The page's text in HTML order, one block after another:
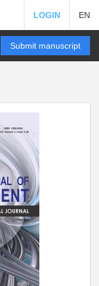
LOGIN EN
Submit manuscript